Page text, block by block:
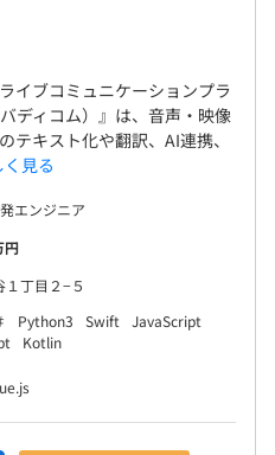
イブコミュニケーションプラ
ディコム）』は、音声・映像
テキスト化や翻訳、AI連携、
見る
エンジニア
円
丁目２−５
Python3 Swift
JavaScript
Kotlin